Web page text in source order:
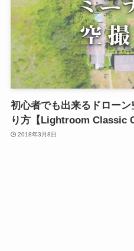
初心者でも出来るドロー
り方【Lightroom Classic
2018年3月8日